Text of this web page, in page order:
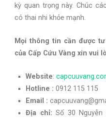
kỳ quan trọng này. Chúc
có thai nhi khỏe mạnh.
Mọi thông tin cần được
của Cấp Cứu Vàng xin vui
Website:
Hotline : 0912 115 115
Email :
Địa chỉ: Số 30 Nguyễn